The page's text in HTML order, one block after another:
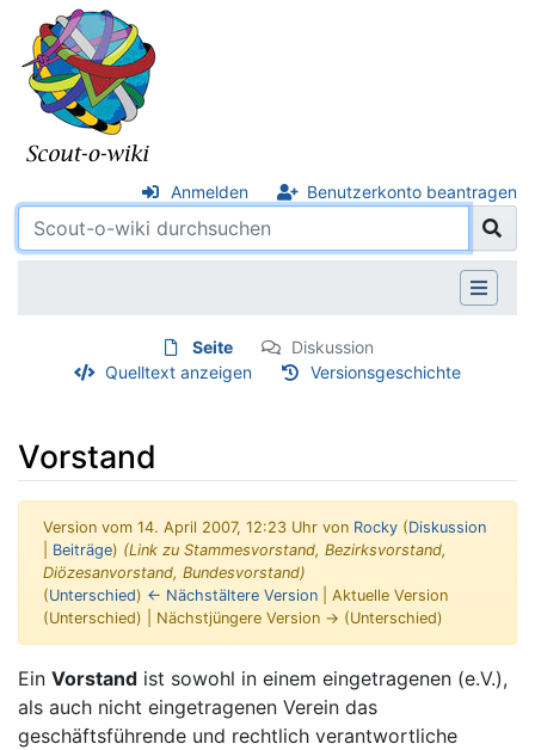
Anmelden Benutzerkonto beantragen
Seite
Diskussion
Quelltext anzeigen
Versionsgeschichte
Vorstand
Version vom 14. April 2007, 12:23 Uhr von Rocky (Diskussion
Beiträge) (Link zu Stammesvorstand, Bezirksvorstand,
Diözesanvorstand, Bundesvorstand)
(Unterschied) ← Nächstältere Version | Aktuelle Version
(Unterschied) | Nächstjüngere Version → (Unterschied)
Wechseln zu:Navigation, Suche
Ein Vorstand ist sowohl in einem eingetragenen (e.V.),
als auch nicht eingetragenen Verein das
geschäftsführende und rechtlich verantwortliche